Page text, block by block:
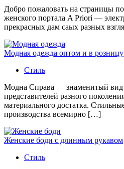
Добро пожаловать на страницы
женского портала A Priori —
прекрасных дам саых разных
Модная одежда оптом и в розницу
Стиль
Модна Справа — знаменитый
представителей разного
материального достатка.
производства всемирно […]
Женские боди с длинным рукавом
Стиль